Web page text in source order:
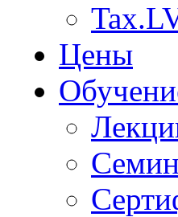
Цены